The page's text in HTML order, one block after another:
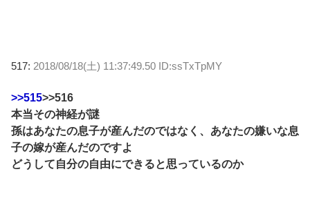
517: 2018/08/18(土) 11:37:49.50 ID:ssTxTpMY
>>515>>516
本当その神経が謎
孫はあなたの息子が産んだのではなく、あなたの嫌いな息
子の嫁が産んだのですよ
どうして自分の自由にできると思っているのか